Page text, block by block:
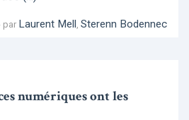
par Laurent Mell , Sterenn Bodennec
numériques ont les